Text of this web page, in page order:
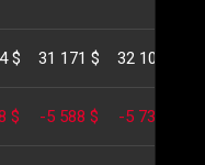
$ 31 171 $ 32 107 $
$ -5 588 $ -5 732 $